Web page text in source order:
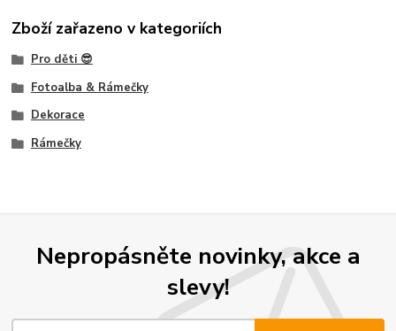
Zboží zařazeno v kategoriích
Pro děti 😎
Fotoalba & Rámečky
Dekorace
Rámečky
Nepropásněte novinky, akce a
slevy!